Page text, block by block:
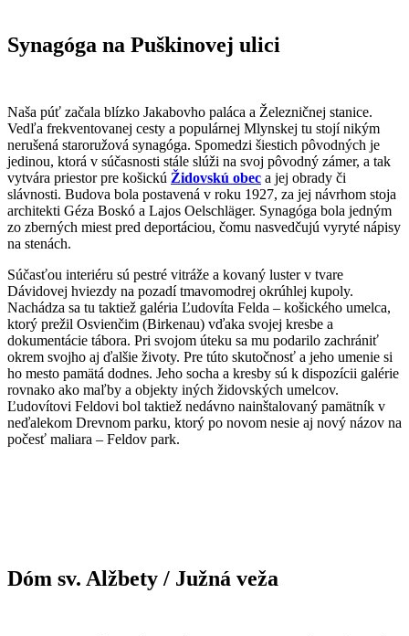
Synagóga na Puškinovej ulici
Naša púť začala blízko Jakabovho paláca a Železničnej stanice.
Vedľa frekventovanej cesty a populárnej Mlynskej tu stojí nikým
nerušená staroružová synagóga. Spomedzi šiestich pôvodných je
jedinou, ktorá v súčasnosti stále slúži na svoj pôvodný zámer, a tak
vytvára priestor pre košickú Židovskú obec a jej obrady či
slávnosti. Budova bola postavená v roku 1927, za jej návrhom stoja
architekti Géza Boskó a Lajos Oelschläger. Synagóga bola jedným
zo zberných miest pred deportáciou, čomu nasvedčujú vyryté nápisy
na stenách.
Súčasťou interiéru sú pestré vitráže a kovaný luster v tvare
Dávidovej hviezdy na pozadí tmavomodrej okrúhlej kupoly.
Nachádza sa tu taktiež galéria Ľudovíta Felda – košického umelca,
ktorý prežil Osvienčim (Birkenau) vďaka svojej kresbe a
dokumentácie tábora. Pri svojom úteku sa mu podarilo zachrániť
okrem svojho aj ďalšie životy. Pre túto skutočnosť a jeho umenie si
ho mesto pamätá dodnes. Jeho socha a kresby sú k dispozícii galérie
rovnako ako maľby a objekty iných židovských umelcov.
Ľudovítovi Feldovi bol taktiež nedávno nainštalovaný pamätník v
neďalekom Drevnom parku, ktorý po novom nesie aj nový názov na
počesť maliara – Feldov park.
Dóm sv. Alžbety / Južná veža